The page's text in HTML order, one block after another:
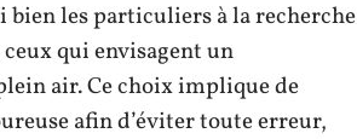
les particuliers à la recherche
ceux qui envisagent un
air. Ce choix implique de
afin d’éviter toute erreur,